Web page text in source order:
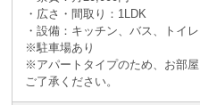
・広さ・間取り：1LDK
・設備：キッチン、バス、トイ
※駐車場あり
※アパートタイプのため、お部
ご了承ください。